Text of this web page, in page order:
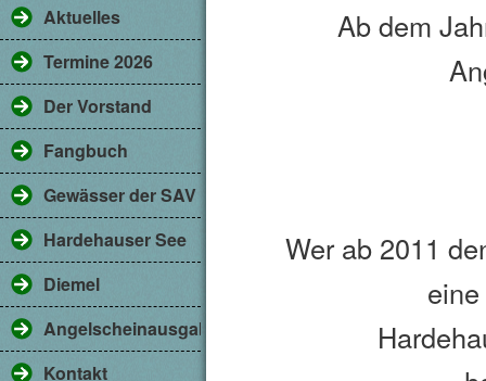
Aktuelles
Termine 2026
Der Vorstand
Fangbuch
Gewässer der SAV
Hardehauser See
Diemel
Angelscheinausgabe
Kontakt
Ab dem
Wer ab 2011